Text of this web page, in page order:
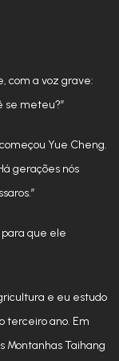
com a voz grave:
se meteu?”
Yue Cheng.
gerações nós
para que ele
e eu estudo
terceiro ano. Em
Montanhas Taihang